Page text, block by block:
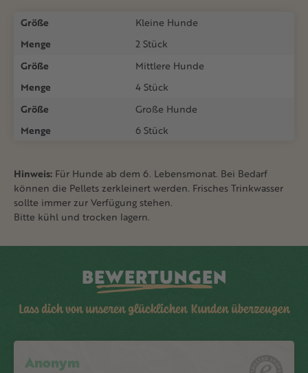
Größe
Kleine Hunde
Menge
2 Stück
Größe
Mittlere Hunde
Menge
4 Stück
Größe
Große Hunde
Menge
6 Stück
Hinweis: Für Hunde ab dem 6. Lebensmonat. Bei Bedarf
können die Pellets zerkleinert werden. Frisches Trinkwasser
sollte immer zur Verfügung stehen.
Bitte kühl und trocken lagern.
BEWERTUNGEN
Lass dich von unseren glücklichen Kunden überzeugen
Anonym